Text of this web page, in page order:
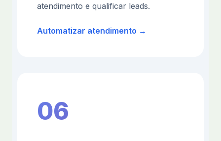
atendimento e qualificar leads.
Automatizar atendimento →
06